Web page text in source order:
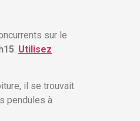
sur le
Utilisez
il se trouvait
pendules à